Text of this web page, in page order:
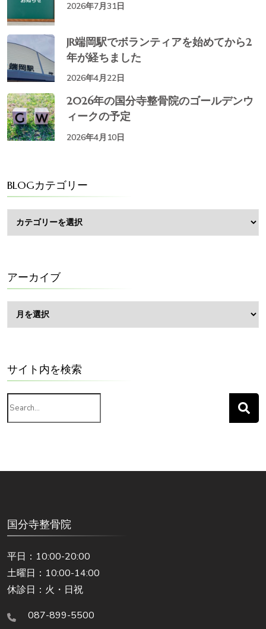
2026年7月31日
JR端岡駅でボランティアを始めてから2
年が経ちました
2026年4月22日
2026年の国分寺整骨院のゴールデンウ
ィークの予定
2026年4月10日
BLOGカテゴリー
カ
テ
ー
アーカイブ
ー
カ
サイト内を検索
Search
for:
国分寺整骨院
平日：10:00-20:00
土曜日：10:00-14:00
休診日：火・日祝
087-899-5500